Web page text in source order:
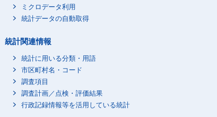
ミクロデータ利用
統計データの自動取得
統計関連情報
統計に用いる分類・用語
市区町村名・コード
調査項目
調査計画／点検・評価結果
行政記録情報等を活用している統計